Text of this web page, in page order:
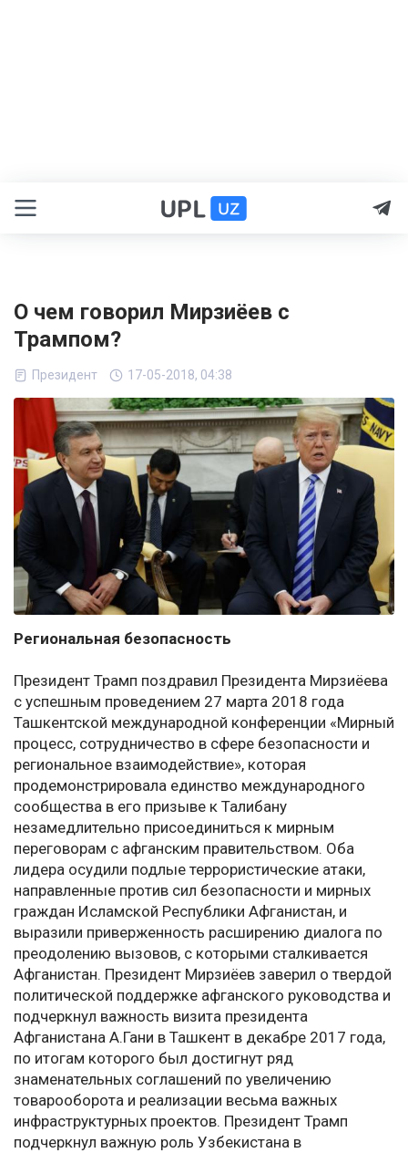
О чем говорил Мирзиёев с
Трампом?
Президент 17-05-2018, 04:38
Региональная безопасность
Президент Трамп поздравил Президента Мирзиёева
с успешным проведением 27 марта 2018 года
Ташкентской международной конференции «Мирный
процесс, сотрудничество в сфере безопасности и
региональное взаимодействие», которая
продемонстрировала единство международного
сообщества в его призыве к Талибану
незамедлительно присоединиться к мирным
переговорам с афганским правительством. Оба
лидера осудили подлые террористические атаки,
направленные против сил безопасности и мирных
граждан Исламской Республики Афганистан, и
выразили приверженность расширению диалога по
преодолению вызовов, с которыми сталкивается
Афганистан. Президент Мирзиёев заверил о твердой
политической поддержке афганского руководства и
подчеркнул важность визита президента
Афганистана А.Гани в Ташкент в декабре 2017 года,
по итогам которого был достигнут ряд
знаменательных соглашений по увеличению
товарооборота и реализации весьма важных
инфраструктурных проектов. Президент Трамп
подчеркнул важную роль Узбекистана в